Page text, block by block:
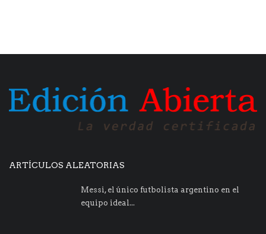
ARTÍCULOS ALEATORIAS
Messi, el único futbolista argentino en el
equipo ideal...